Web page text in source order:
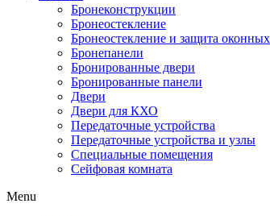
Бронеконструкции
Бронеостекление
Бронеостекление и защита
Бронепанели
Бронированные двери
Бронированные панели
Двери
Двери для КХО
Передаточные устройства
Передаточные устройства и узлы
Специальные помещения
Сейфовая комната
Menu